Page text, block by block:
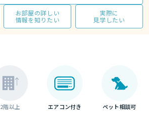
お部屋の詳しい
情報を知りたい
実際に
見学したい
2階以上 エアコン付き ペット相談可